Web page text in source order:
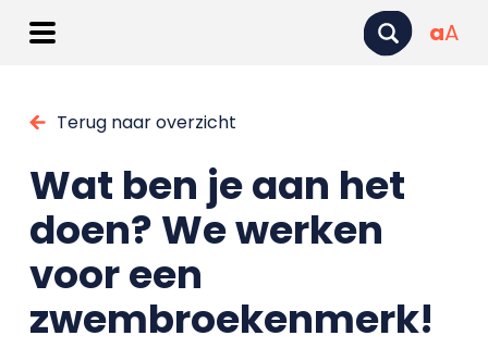
aA
Terug naar overzicht
Wat ben je aan het
doen? We werken
voor een
zwembroekenmerk!